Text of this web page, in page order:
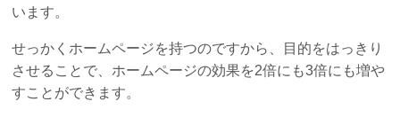
います。
せっかくホームページを持つのですから、目的をはっきり
させることで、ホームページの効果を2倍にも3倍にも増や
すことができます。